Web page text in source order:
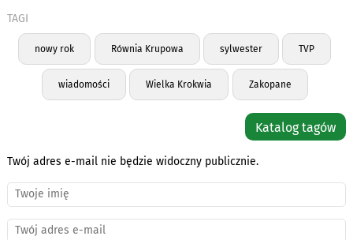
TAGI
nowy rok Równia Krupowa sylwester TVP
wiadomości Wielka Krokwia Zakopane
Katalog tagów
Twój adres e-mail nie będzie widoczny publicznie.